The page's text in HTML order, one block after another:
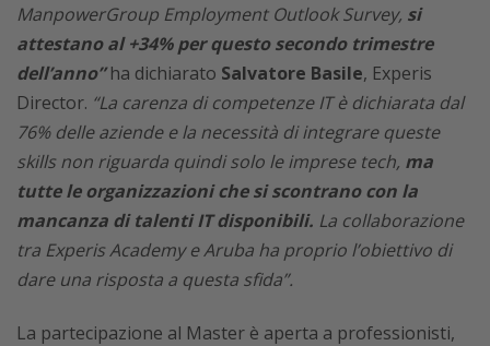
ManpowerGroup Employment Outlook Survey, si
attestano al +34% per questo secondo trimestre
dell’anno”ha dichiarato Salvatore Basile, Experis
Director. “La carenza di competenze IT è dichiarata dal
76% delle aziende e la necessità di integrare queste
skills non riguarda quindi solo le imprese tech, ma
tutte le organizzazioni che si scontrano con la
mancanza di talenti IT disponibili. La collaborazione
tra Experis Academy e Aruba ha proprio l’obiettivo di
dare una risposta a questa sfida”.
La partecipazione al Master è aperta a professionisti,